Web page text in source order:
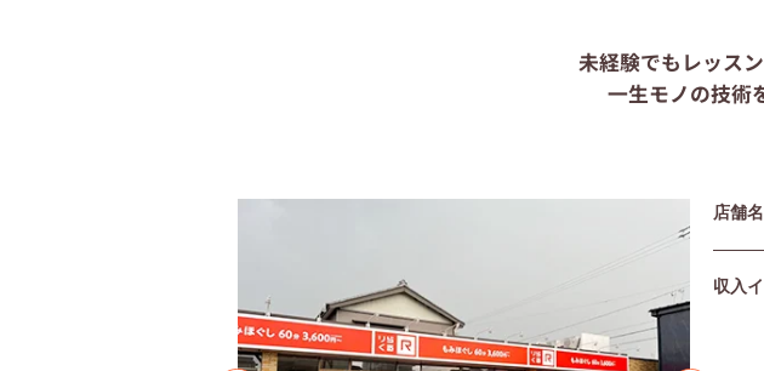
利用規約
未経験でもレッス
一生モノの技術
店舗名
収入